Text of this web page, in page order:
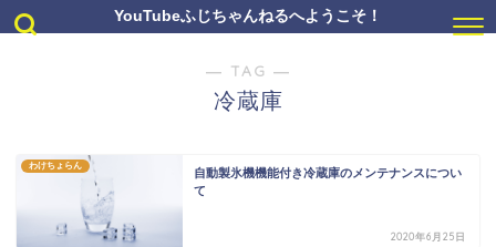
YouTubeふじちゃんねるへようこそ！
― TAG ―
冷蔵庫
わけちょらん
自動製氷機機能付き冷蔵庫のメンテナンスについ
て
2020年6月25日